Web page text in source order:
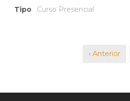
Tipo
Curso Presencial
‹ Anterior